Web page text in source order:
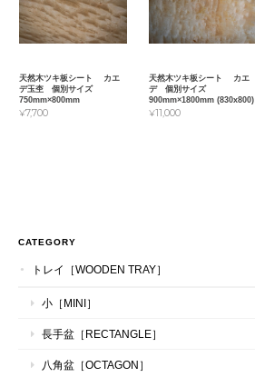
天然木ツキ板シート カエ
デ玉杢 個別サイズ
750mm×800mm
¥7,700
天然木ツキ板シート カエ
デ 個別サイズ
900mm×1800mm (830x800)
¥11,000
CATEGORY
トレイ［WOODEN TRAY］
小［MINI］
長手盆［RECTANGLE］
八角盆［OCTAGON］